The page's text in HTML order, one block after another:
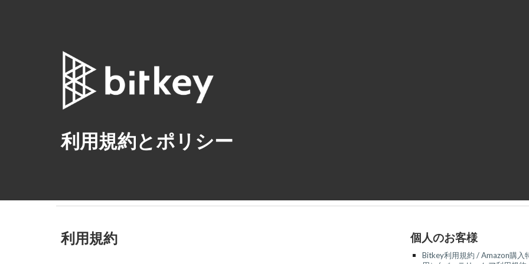
利用規約とポリシー
利用規約 個人のお客様
Bitkey利用規約 / Amazon購入